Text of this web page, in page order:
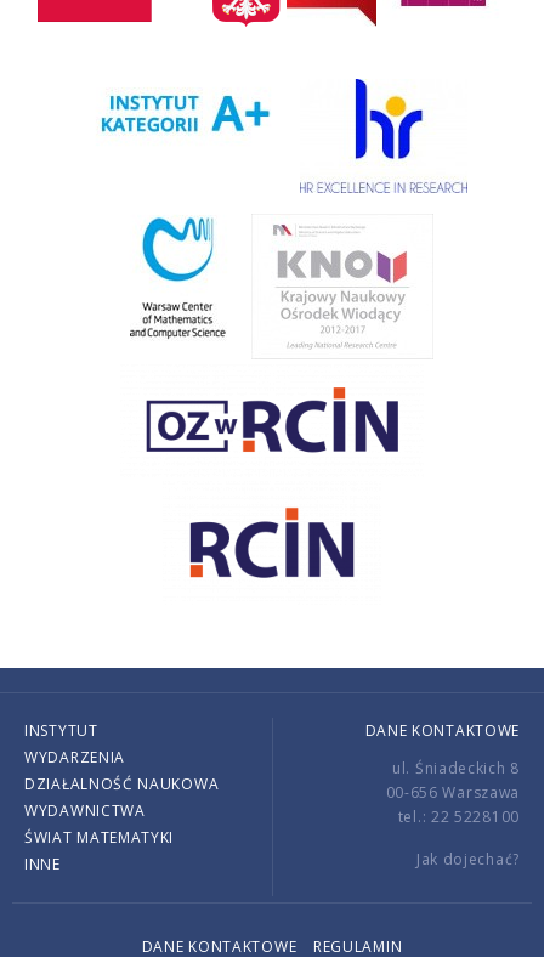
INSTYTUT
WYDARZENIA
DZIAŁALNOŚĆ NAUKOWA
WYDAWNICTWA
ŚWIAT MATEMATYKI
INNE
DANE KONTAKTOWE
ul. Śniadeckich 8
00-656 Warszawa
tel.: 22 5228100
Jak dojechać?
DANE KONTAKTOWE REGULAMIN